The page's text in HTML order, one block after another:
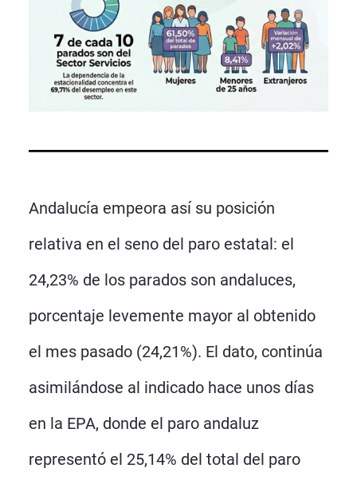
Andalucía empeora así su posición
relativa en el seno del paro estatal: el
24,23% de los parados son andaluces,
porcentaje levemente mayor al obtenido
el mes pasado (24,21%). El dato, continúa
asimilándose al indicado hace unos días
en la EPA, donde el paro andaluz
representó el 25,14% del total del paro